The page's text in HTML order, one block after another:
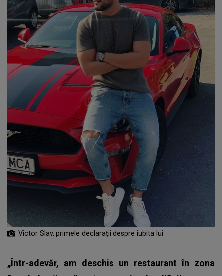
Victor Slav, primele declarații despre iubita lui
„Într-adevăr, am deschis un restaurant în zona